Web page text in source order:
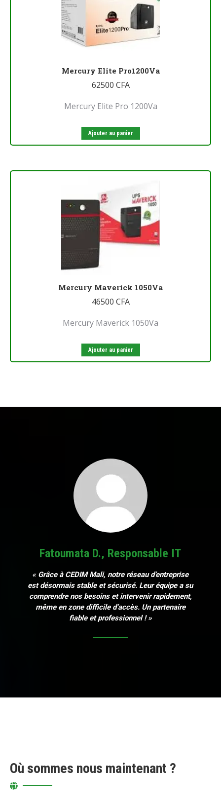
Mercury Elite Pro1200Va
62500 CFA
Mercury Elite Pro 1200Va
Ajouter au panier
Mercury Maverick 1050Va
46500 CFA
Mercury Maverick 1050Va
Ajouter au panier
Fatoumata D., Responsable IT
« Grâce à CEDIM Mali, notre réseau d’entreprise
est désormais stable et sécurisé. Leur équipe a su
comprendre nos besoins et intervenir rapidement,
même en zone difficile d’accès. Un partenaire
fiable et professionnel ! »
Où sommes nous maintenant ?